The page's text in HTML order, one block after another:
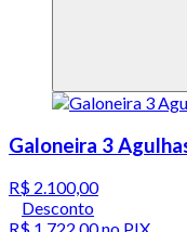
Galoneira 3
R$ 2.100,00
Desconto